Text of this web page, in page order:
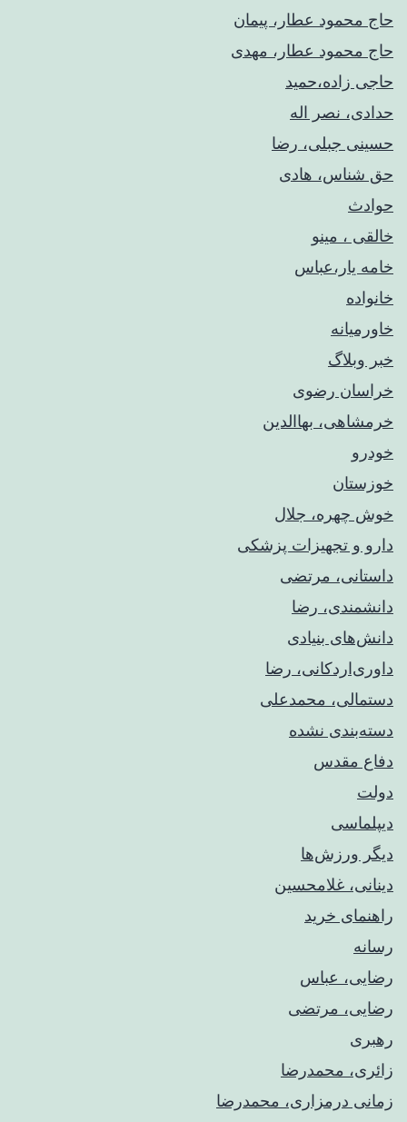
حاج محمود عطار، پیمان
حاج محمود عطار، مهدی
حاجی زاده،حمید
حدادی، نصر اله
حسینی جبلی، رضا
حق شناس، هادی
حوادث
خالقی ، مینو
خامه یار،عباس
خانواده
خاورمیانه
خبر وبلاگ
خراسان رضوی
خرمشاهی، بهاالدین
خودرو
خوزستان
خوش چهره، جلال
دارو و تجهیزات پزشکی
داستانی، مرتضی
دانشمندی، رضا
دانش‌های بنیادی
داوری‌اردکانی، رضا
دستمالی، محمدعلی
دسته‌بندی نشده
دفاع مقدس
دولت
دیپلماسی
دیگر ورزش‌ها
دینانی، غلامحسین
راهنمای خريد
رسانه
رضایی، عباس
رضایی، مرتضی
رهبری
زائری، محمدرضا
زمانی درمزاری، محمدرضا